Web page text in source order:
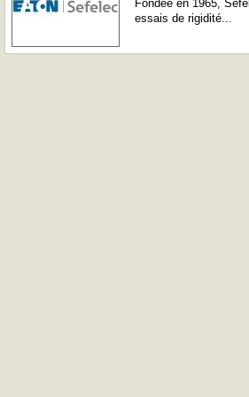
Fondée en 1965,
essais de rigidité...